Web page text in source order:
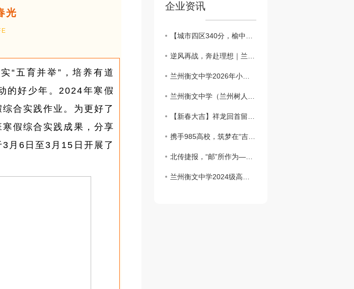
光
“五育并举”，培养有道
的好少年。2024年寒假
合实践作业。为更好了
假综合实践成果，分享
月6日至3月15日开展了
企业资讯
【城市四区340分，榆中321分征集】兰州衡文中学新高一征集志愿公告，多重学费减免同步上线，名额有限速抢！
逆风再战，奔赴理想｜兰州衡文中学2027届中高考复读班，各年级火热招生中！
兰州衡文中学2026年小升初补录公告
兰州衡文中学（兰州树人中学教育集团）关于2026年小升初5月19日—21日网络报名的重要通告
【新春大吉】祥龙回首留胜景，金蛇起舞贺新程——兰州衡文中学给您拜年啦！祝您新春愉快，阖家幸福！
携手985高校，筑梦在“吉”刻——吉林大学授予兰州衡文中学“..生源基地”荣誉牌匾
北传捷报，“邮”所作为——北京邮电大学“..生源基地”签约授牌仪式在兰州衡文中学隆重举行！
兰州衡文中学2024级高一新生..次征集志愿录取名单榜示